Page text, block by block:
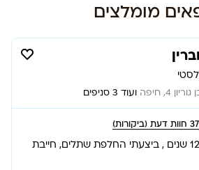
מומלצים
4, חיפה ועוד 3 סניפים
חוות דעת (ביקורות)
כלקוחה חוזרת אחרי 12 שנים , ביצעתי החלפת שתלים, חייבת